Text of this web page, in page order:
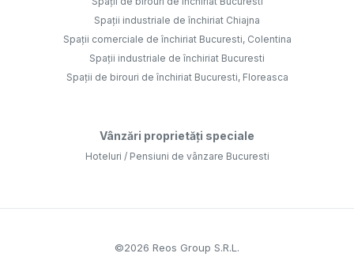
Spații industriale de închiriat Chiajna
Spații comerciale de închiriat Bucuresti, Colentina
Spații industriale de închiriat Bucuresti
Spații de birouri de închiriat Bucuresti, Floreasca
Vânzări proprietăți speciale
Hoteluri / Pensiuni de vânzare Bucuresti
©2026 Reos Group S.R.L.